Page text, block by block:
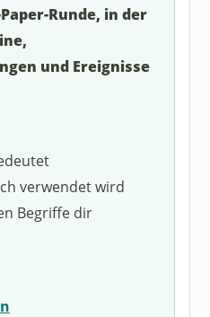
Runde, in der
und Ereignisse
verwendet wird
Begriffe dir